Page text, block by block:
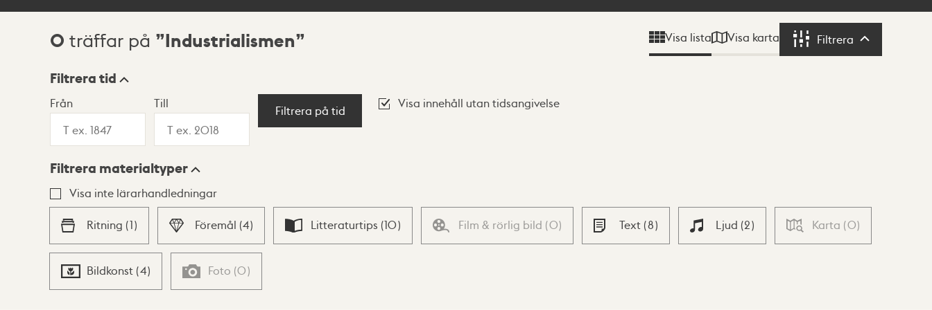
Sökresultat
0 träffar på Industrialismen Visa lista Visa karta Filtrera Filtrera
Visningsläge
Lista Karta
Filtrera tid
Från Till
Filtrera på tid
Visa innehåll utan tidsangivelse
Filtrera materialtyper
Visa inte lärarhandledningar
Ritning (1) Föremål (4) Litteraturtips (10) Film & rörlig bild (0) Text (8) Ljud (2) Karta (0)
Bildkonst (4) Foto (0)